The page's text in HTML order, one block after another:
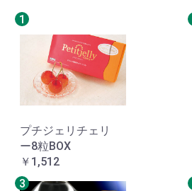
1
プチジェリチェリ
ー8粒BOX
￥1,512
3